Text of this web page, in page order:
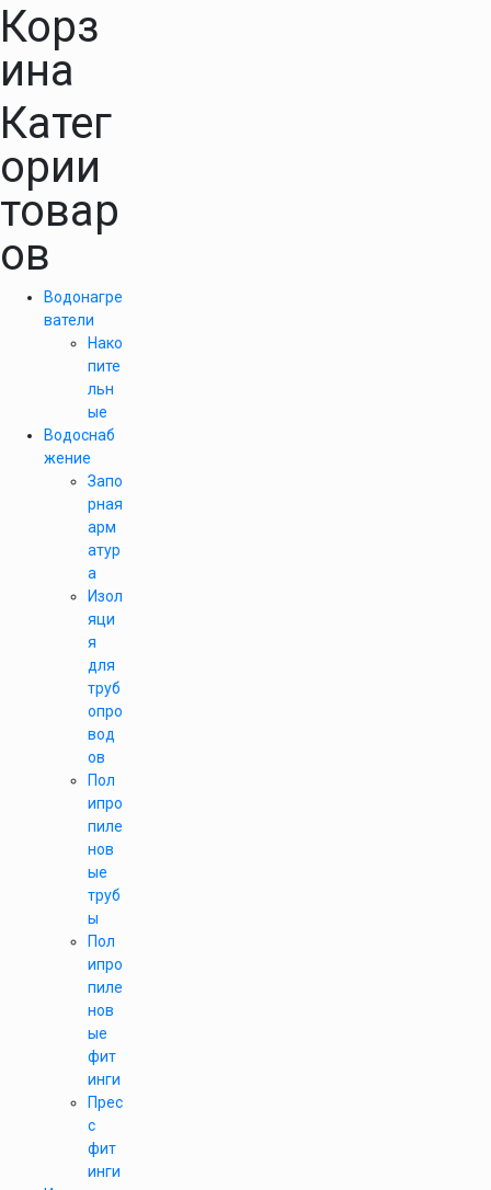
Корз
ина
Катег
ории
товар
ов
Водонагре
ватели
Нако
пите
льн
ые
Водоснаб
жение
Запо
рная
арм
атур
а
Изол
яци
я
для
труб
опро
вод
ов
Пол
ипро
пиле
нов
ые
труб
ы
Пол
ипро
пиле
нов
ые
фит
инги
Прес
с
фит
инги